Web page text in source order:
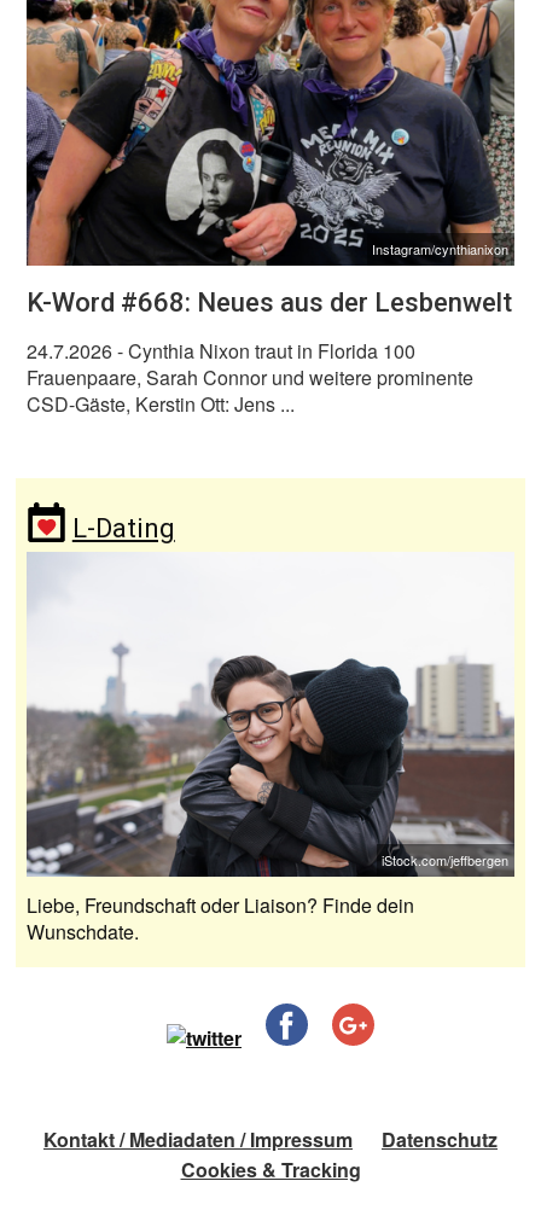
Instagram/cynthianixon
K-Word #668: Neues aus der Lesbenwelt
24.7.2026- Cynthia Nixon traut in Florida 100
Frauenpaare, Sarah Connor und weitere prominente
CSD-Gäste, Kerstin Ott: Jens ...
L-Dating
iStock.com/jeffbergen
Liebe, Freundschaft oder Liaison? Finde dein
Wunschdate.
Kontakt / Mediadaten / Impressum
Datenschutz
Cookies & Tracking